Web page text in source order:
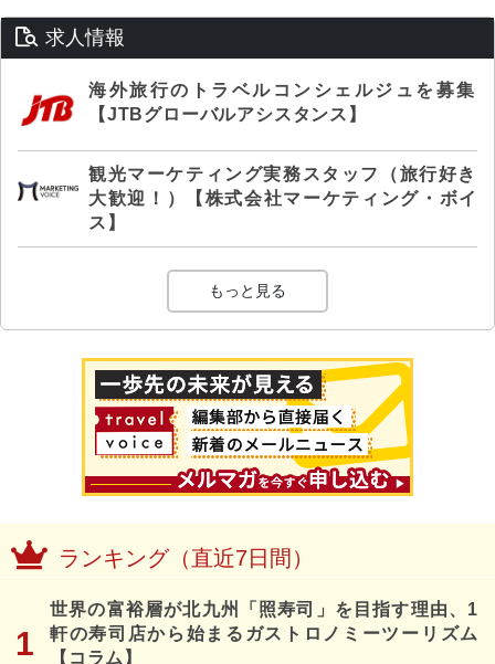
求人情報
海外旅行のトラベルコンシェルジュを募集
【JTBグローバルアシスタンス】
観光マーケティング実務スタッフ（旅行好き
大歓迎！）【株式会社マーケティング・ボイ
ス】
もっと見る
ランキング（直近7日間）
世界の富裕層が北九州「照寿司」を目指す理由、1
軒の寿司店から始まるガストロノミーツーリズム
【コラム】